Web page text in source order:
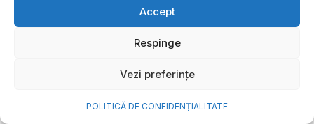
Accept
Respinge
Vezi preferințe
POLITICĂ DE CONFIDENȚIALITATE
NOVA Power & Gas: un program